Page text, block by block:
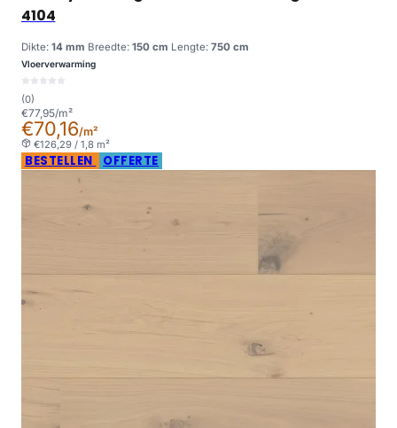
4104
Dikte: 14 mm Breedte: 150 cm Lengte: 750 cm
Vloerverwarming
(0)
€77,95/m²
€70,16/m²
€126,29 / 1,8 m²
BESTELLEN OFFERTE